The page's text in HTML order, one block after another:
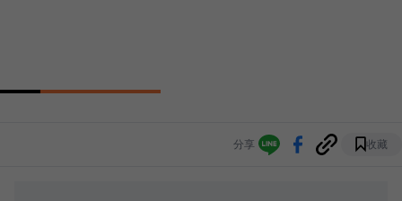
分享 收藏